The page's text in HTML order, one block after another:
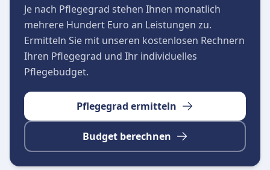
Innovation und Engagement
Neben der klassischen Pflege zeichnet sich die
Einrichtung durch innovative geförderte
Projekte aus. Dazu zählen unter anderem der
Einsatz moderner Technologien wie
Assistenzroboter, das Projekt E-Rikscha sowie
ein starkes Netzwerk aus Ehrenamtlichen. Die
freundliche Pflegedienstleitung und das
professionell arbeitende Pflegepersonal sorgen
täglich für eine hohe Pflegequalität und ein
Je nach Pflegegrad stehen Ihnen monatlich
mehrere Hundert Euro an Leistungen zu.
Ermitteln Sie mit unseren kostenlosen Rechnern
Ihren Pflegegrad und Ihr individuelles
Pflegebudget.
Pflegegrad ermitteln
Budget berechnen